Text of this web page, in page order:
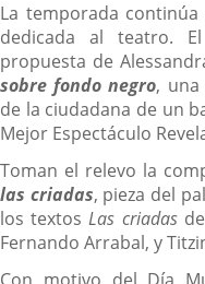
La temporada
dedicada al teatro.
propuesta de
sobre fondo negro, una
de la ciudadana de un
Mejor Espectáculo
Toman el relevo la
las criadas, pieza del
los textosLas criadasde
Fernando Arrabal, y